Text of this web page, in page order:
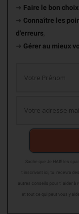
➜ Faire le bon choix
➜ Connaître les
d'erreurs
➜ Gérer au mieux
Sache que Je HAIS les
t'inscrivant ici, tu recevra
autres conseils pour t' aider à
et tout ce qui peut vous y